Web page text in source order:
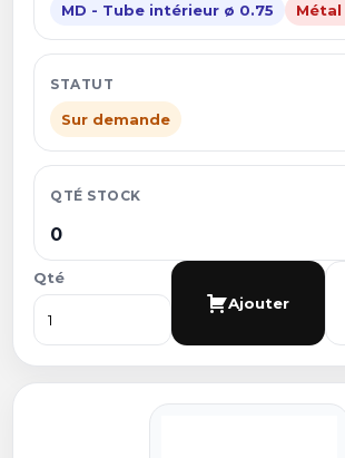
MD - Tube intérieur ø 0.75
STATUT
Sur demande
QTÉ STOCK
0
Qté
Ajouter